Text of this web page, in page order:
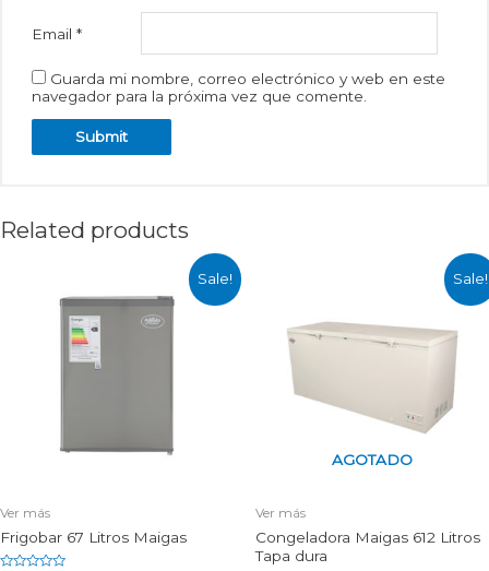
Email*
Guarda mi nombre, correo electrónico y web en este
navegador para la próxima vez que comente.
Related products
Sale!
Ver más
Frigobar 67 Litros Maigas
Sale!
AGOTADO
Ver más
Congeladora Maigas 612 Litros
Tapa dura